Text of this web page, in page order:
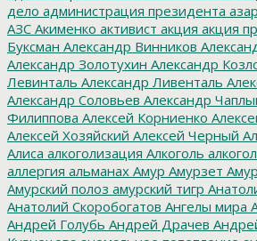
дело администрация президента
АЗС Акименко активист акция акция
Буксман Александр Винников
Александр Золотухин Александр
Левинталь Александр Ливенталь
Александр Соловьев Александр
Филиппова Алексей Корниенко
Алексей Хозяйский Алексей Черный
Алиса алкоголизация Алкоголь
аллергия альманах Амур Амурзет
Амурский полоз амурский тигр
Анатолий Скоробогатов Ангелы мира
Андрей Голубь Андрей Драчев